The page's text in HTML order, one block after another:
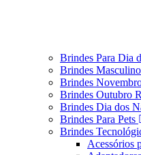
Brindes Para Dia
Brindes
Brindes
Brindes Outubro
Brindes Dia dos
Brindes Para Pets
Brindes
Acessórios